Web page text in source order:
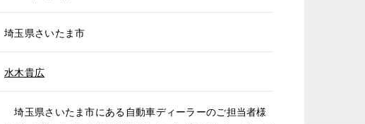
埼玉県さいたま市
水木貴広
埼玉県さいたま市にある自動車ディーラーのご担当者様